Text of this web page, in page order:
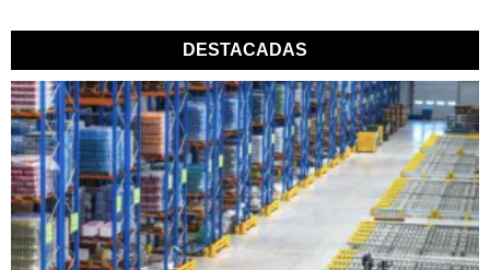
DESTACADAS